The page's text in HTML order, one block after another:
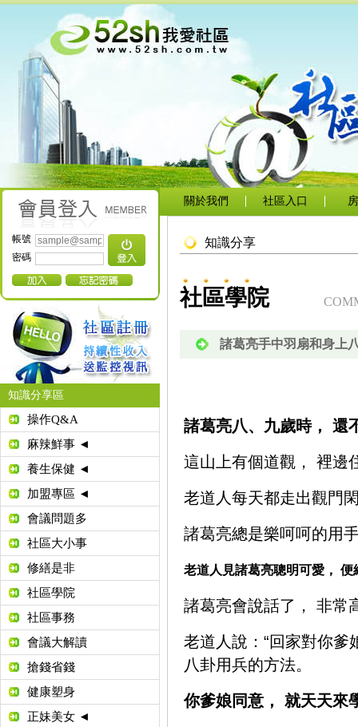
帳號
密碼
知識分享區
操作Q&A
麻辣鮮事 ◄
養生保健 ◄
加盟專區 ◄
會議問題多
社區大小事
修繕是非
社區學院
社區事務
會議大解讀
搶錢省錢
健康塑身
正妹美女 ◄
關於我們 社區入口
知識分享
社區學院
諸葛亮手中羽扇和身上
諸葛亮八、九歲時， 還
這山上有個道觀， 裡邊
老道人每天都走出觀門
諸葛亮總是樂呵呵的用
老道人見諸葛亮聰明可愛，
諸葛亮會說話了， 非常
老道人說：“回家對你
八卦用兵的方法。
你爹娘同意， 就天天來